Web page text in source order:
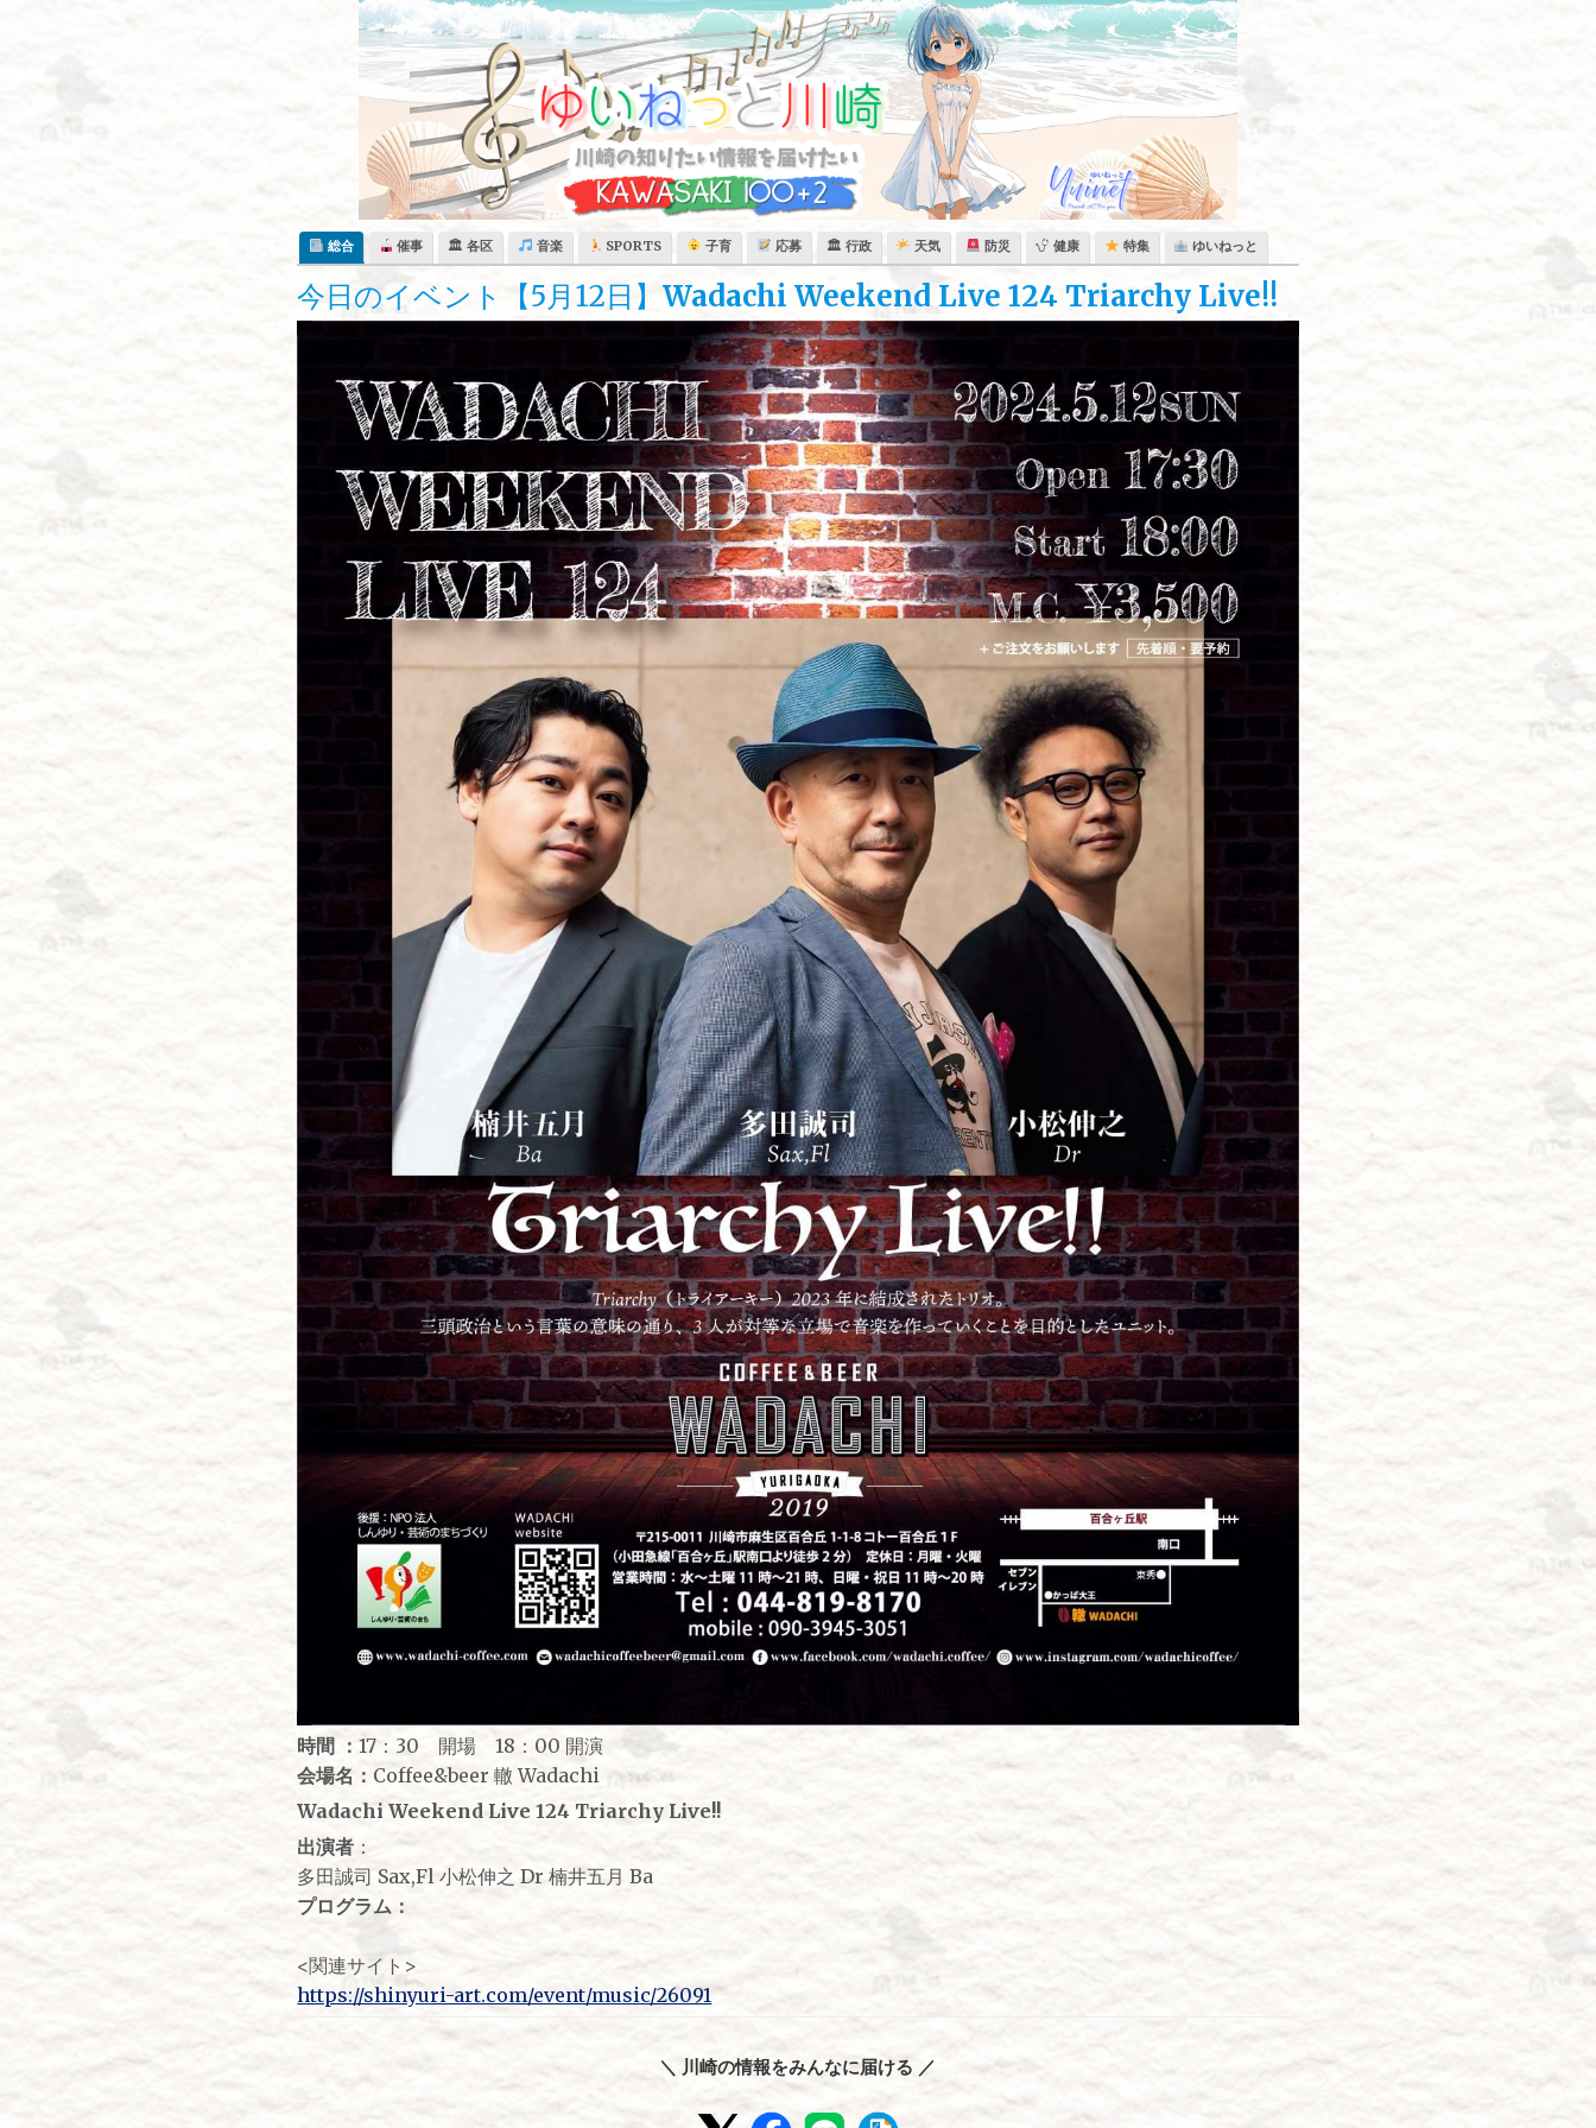
総合 催事 🏛 各区 音楽 SPORTS 子育 応募 🏛 行政 天気 防災 健康 特集 ゆいねっと
今日のイベント【5月12日】Wadachi Weekend Live 124 Triarchy Live!!
時間 ：17：30 開場 18：00 開演
会場名： Coffee&beer 轍 Wadachi
Wadachi Weekend Live 124 Triarchy Live!!
出演者 ：
多田誠司 Sax,Fl 小松伸之 Dr 楠井五月 Ba
プログラム：
<関連サイト>
https://shinyuri-art.com/event/music/26091
＼ 川崎の情報をみんなに届ける ／